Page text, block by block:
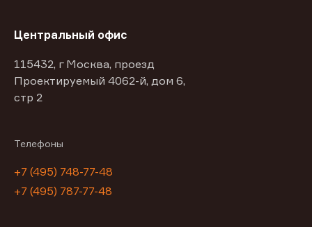
Центральный офис
115432, г Москва, проезд
Проектируемый 4062-й, дом 6,
стр 2
Телефоны
+7 (495) 748-77-48
+7 (495) 787-77-48